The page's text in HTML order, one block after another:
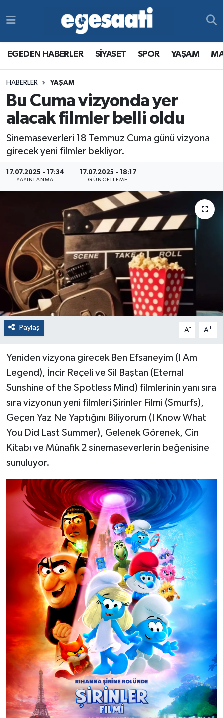
EGEDEN HABERLER SİYASET SPOR YAŞAM
HABERLER YAŞAM
Bu Cuma vizyonda yer
alacak filmler belli oldu
Sinemaseverleri 18 Temmuz Cuma günü vizyona
girecek yeni filmler bekliyor.
17.07.2025 - 17:34
YAYINLANMA
17.07.2025 - 18:17
GÜNCELLEME
Paylaş A- A+
Yeniden vizyona girecek Ben Efsaneyim (I Am
Legend), İncir Reçeli ve Sil Baştan (Eternal
Sunshine of the Spotless Mind) filmlerinin yanı sıra
sıra vizyonun yeni filmleri Şirinler Filmi (Smurfs),
Geçen Yaz Ne Yaptığını Biliyorum (I Know What
You Did Last Summer), Gelenek Görenek, Cin
Kitabı ve Münafık 2 sinemaseverlerin beğenisine
sunuluyor.
Yazarlar
MAGAZİN
RESMİ REKLAMLAR
YAŞAM
MAGAZİN
Egemax TV
Süper Lig Puan Durumu ve Fikstür
Tüm Manşetler
Son Dakika Haberleri